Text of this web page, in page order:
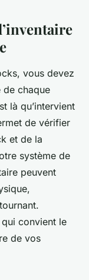
vous devez
de chaque
là qu’intervient
de vérifier
et de la
système de
peuvent
qui convient le
de vos